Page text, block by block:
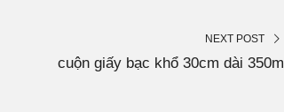
NEXT POST
cuộn giấy bạc khổ 30cm dài 350m